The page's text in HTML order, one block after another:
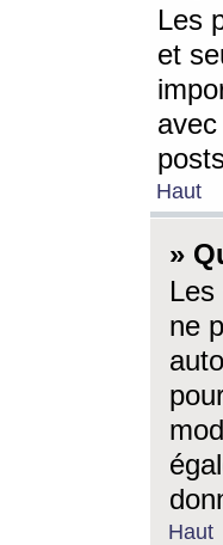
Les
et
Haut
»
ne
Haut